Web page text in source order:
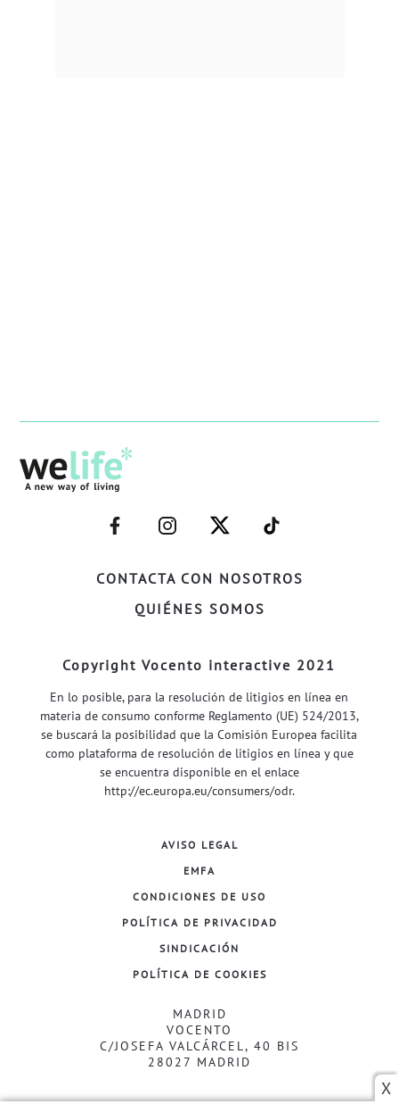
X
CONTACTA CON NOSOTROS
QUIÉNES SOMOS
–
FACEBOOK–
–
INSTAGRAM–
–
TWITTER–
–
WELIFE–
Copyright Vocento interactive 2021
En lo posible, para la resolución de litigios en línea en
materia de consumo conforme Reglamento (UE) 524/2013,
se buscará la posibilidad que la Comisión Europea facilita
como plataforma de resolución de litigios en línea y que
se encuentra disponible en el enlace
http://ec.europa.eu/consumers/odr.
AVISO LEGAL
EMFA
CONDICIONES DE USO
POLÍTICA DE PRIVACIDAD
SINDICACIÓN
POLÍTICA DE COOKIES
MADRID
VOCENTO
C/JOSEFA VALCÁRCEL, 40 BIS
28027 MADRID